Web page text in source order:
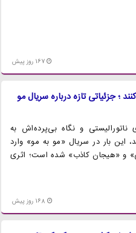
167 روز پیش
؛ جزئیاتی تازه درباره سریال مو
و نگاه بی‌پرده‌اش به
این بار در سریال «مو به مو» وارد
و «هیجان کاذب» شده است؛ اثری
168 روز پیش